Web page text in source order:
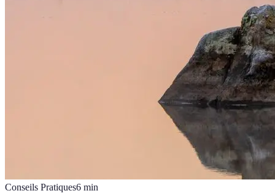
Conseils Pratiques6 min